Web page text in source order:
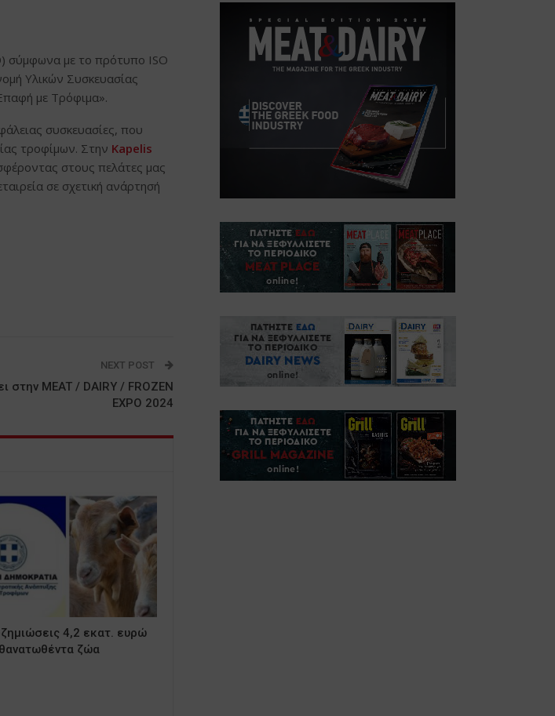
σύμφωνα με το πρότυπο ISO
Υλικών Συσκευασίας
με Τρόφιμα».
συσκευασίες, που
τροφίμων. Στην Kapelis
στους πελάτες μας
σε σχετική ανάρτησή
NEXT POST
στην MEAT / DAIRY / FROZEN
EXPO 2024
4,2 εκατ. ευρώ
ζώα